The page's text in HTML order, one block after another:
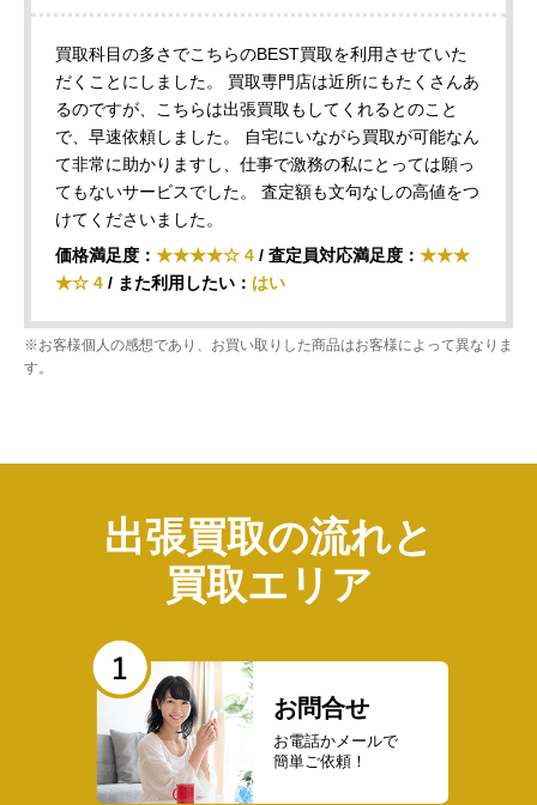
買取科目の多さでこちらのBEST買取を利用させていた
だくことにしました。 買取専門店は近所にもたくさんあ
るのですが、こちらは出張買取もしてくれるとのこと
で、早速依頼しました。 自宅にいながら買取が可能なん
て非常に助かりますし、仕事で激務の私にとっては願っ
てもないサービスでした。 査定額も文句なしの高値をつ
けてくださいました。
価格満足度： ★★★★☆ 4 / 査定員対応満足度： ★★★
★☆ 4 / また利用したい： はい
※お客様個人の感想であり、お買い取りした商品はお客様によって異なりま
す。
出張買取の流れと
買取エリア
お問合せ
お電話かメールで
簡単ご依頼！